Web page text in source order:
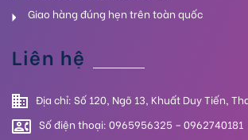
Giao hàng đúng hẹn trên toàn quốc
Liên hệ
Địa chỉ: Số 120, Ngõ 13, Khuất Duy Tiến,
Số điện thoại: 0965956325 – 0962740181